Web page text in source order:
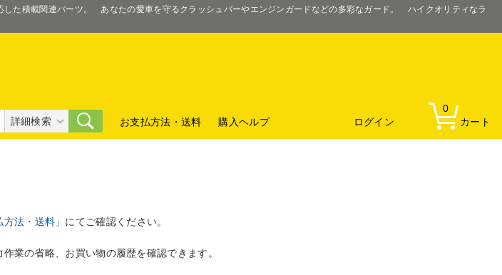
た積載関連パーツ。 あなたの愛車を守るクラッシュバーやエンジンガードなどの多彩なガード。 ハイクオリティなラ
ログイン カート
0
お支払方法・送料
購入ヘルプ
詳細検索
方法・送料」 にてご確認ください。
業の省略、お買い物の履歴を確認できます。